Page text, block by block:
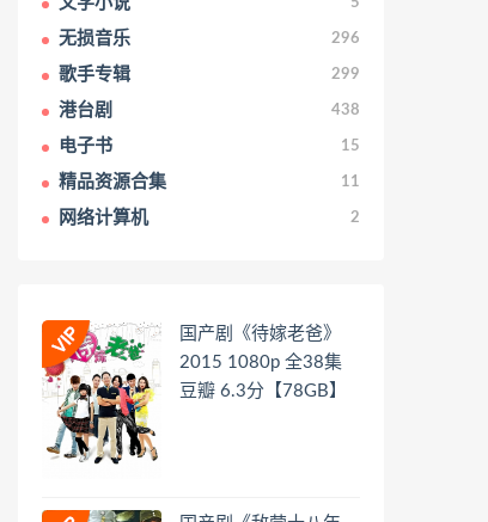
无损音乐 296
歌手专辑 299
港台剧 438
电子书 15
精品资源合集 11
网络计算机 2
国产剧《待嫁老爸》
2015 1080p 全38集
豆瓣 6.3分【78GB】